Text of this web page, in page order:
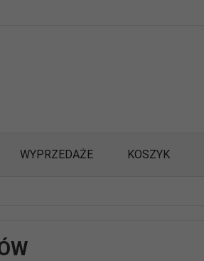
WYPRZEDAŻE KOSZYK